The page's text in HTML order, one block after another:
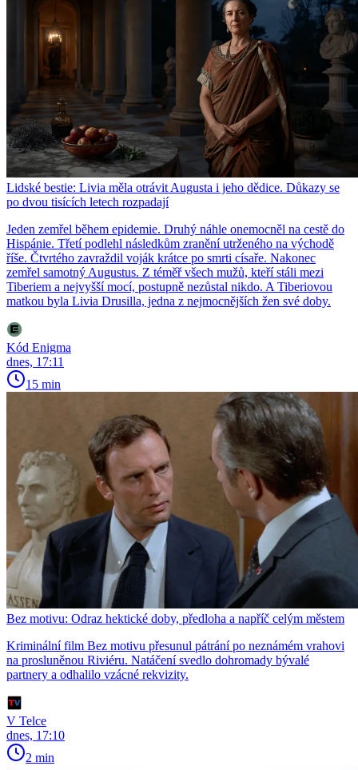
Lidské bestie: Livia měla otrávit Augusta i jeho dědice. Důkazy se
po dvou tisících letech rozpadají
Jeden zemřel během epidemie. Druhý náhle onemocněl na cestě do
Hispánie. Třetí podlehl následkům zranění utrženého na východě
říše. Čtvrtého zavraždil voják krátce po smrti císaře. Nakonec
zemřel samotný Augustus. Z téměř všech mužů, kteří stáli mezi
Tiberiem a nejvyšší mocí, postupně nezůstal nikdo. A Tiberiovou
matkou byla Livia Drusilla, jedna z nejmocnějších žen své doby.
Kód Enigma
dnes, 17:11
15 min
Bez motivu: Odraz hektické doby, předloha a napříč celým městem
Kriminální film Bez motivu přesunul pátrání po neznámém vrahovi
na prosluněnou Riviéru. Natáčení svedlo dohromady bývalé
partnery a odhalilo vzácné rekvizity.
V Telce
dnes, 17:10
2 min